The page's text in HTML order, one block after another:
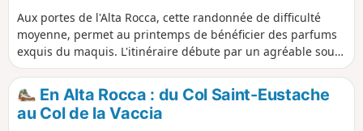
Aux portes de l'Alta Rocca, cette randonnée de difficulté
moyenne, permet au printemps de bénéficier des parfums
exquis du maquis. L'itinéraire débute par un agréable sous-
bois avant de rejoindre la crête ouvrant la vue tantôt sur la
vallée du Taravo, tantôt sur celle du Rizzanèze. Du San
Petru, une vue panoramique magnifique s'offre sur le Golfe
du Valinco (Propriano) jusqu'au Golfe d'Ajaccio. Au retour, la
En Alta Rocca : du Col Saint-Eustache
au Col de la Vaccia